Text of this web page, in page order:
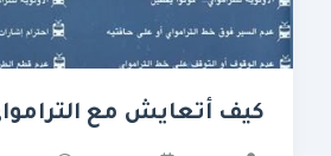
كيف أتعايش مع